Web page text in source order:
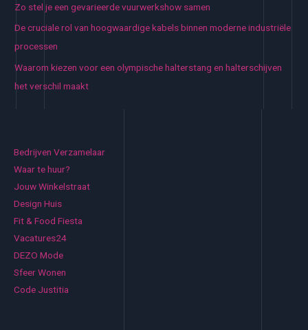
Zo stel je een gevarieerde vuurwerkshow samen
De cruciale rol van hoogwaardige kabels binnen moderne industriële
processen
Waarom kiezen voor een olympische halterstang en halterschijven
het verschil maakt
Bedrijven Verzamelaar
Waar te huur?
Jouw Winkelstraat
Design Huis
Fit & Food Fiesta
Vacatures24
DEZO Mode
Sfeer Wonen
Code Justitia